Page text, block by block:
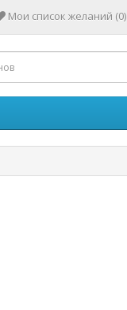
Мои список желаний (0)